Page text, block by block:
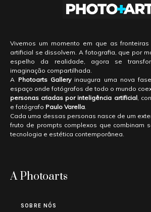
Vivemos um momento em que as
artificial se dissolvem. A fotografia, que por
espelho da realidade, agora se
imaginação compartilhada.
A Photoarts Galleryinaugura uma nova
espaço onde fotógrafos de todo o mundo
personas criadas por inteligência artificial,
e fotógrafo Paulo Varella
Cada uma dessas personas nasce de um
fruto de prompts complexos que combinam
tecnologia e estética contemporânea.
A Photoarts
SOBRE NÓS